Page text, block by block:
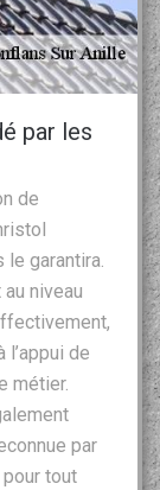
par les
de
garantira.
niveau
l’appui de
métier.
par
tout